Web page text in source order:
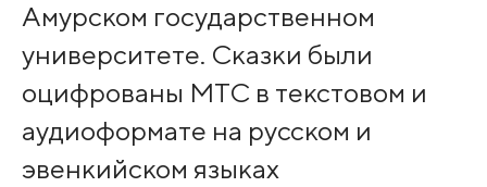
Амурском государственном
университете. Сказки были
оцифрованы МТС в текстовом и
аудиоформате на русском и
эвенкийском языках